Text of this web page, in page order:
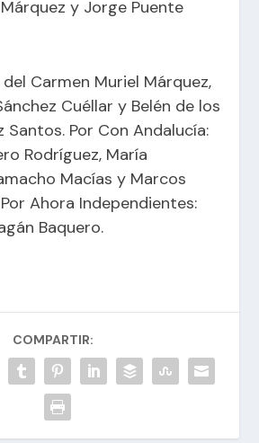
y Jorge Puente
del Carmen Muriel Márquez,
Cuéllar y Belén de los
Santos. Por Con Andalucía:
Rodríguez, María
Macías y Marcos
Ahora Independientes:
Baquero.
COMPARTIR: